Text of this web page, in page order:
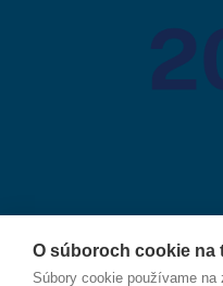
O súboroch cookie na
Súbory cookie používame
© 2026